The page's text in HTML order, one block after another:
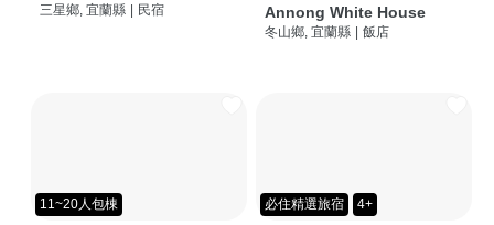
三星鄉, 宜蘭縣 | 民宿 Annong White House
冬山鄉, 宜蘭縣 | 飯店
11~20人包棟 必住精選旅宿 4+